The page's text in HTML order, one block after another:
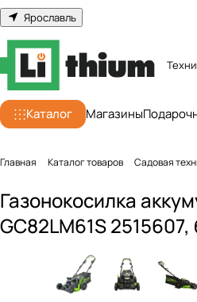
Ярославль
Каталог Магазины
Главная Каталог товаров Садовая
Газонокосилка
GC82LM61S